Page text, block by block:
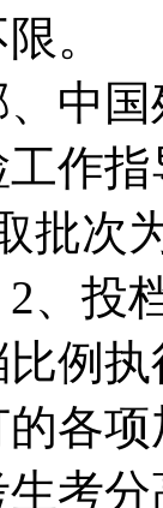
限
中
工作
次为
投档
比例
的各
考